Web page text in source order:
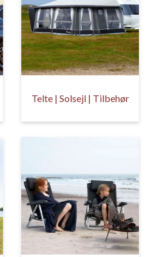
Telte | Solsejl | Tilbehør